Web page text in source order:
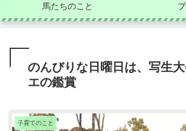
馬たちのこと
のんびりな日曜日は、写生
エの鑑賞
子育てのこと